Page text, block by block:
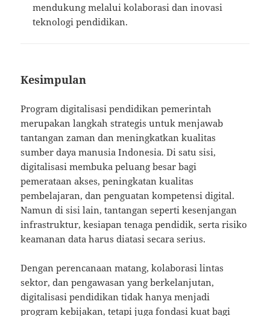
mendukung melalui kolaborasi dan inovasi
teknologi pendidikan.
Kesimpulan
Program digitalisasi pendidikan pemerintah
merupakan langkah strategis untuk menjawab
tantangan zaman dan meningkatkan kualitas
sumber daya manusia Indonesia. Di satu sisi,
digitalisasi membuka peluang besar bagi
pemerataan akses, peningkatan kualitas
pembelajaran, dan penguatan kompetensi digital.
Namun di sisi lain, tantangan seperti kesenjangan
infrastruktur, kesiapan tenaga pendidik, serta risiko
keamanan data harus diatasi secara serius.
Dengan perencanaan matang, kolaborasi lintas
sektor, dan pengawasan yang berkelanjutan,
digitalisasi pendidikan tidak hanya menjadi
program kebijakan, tetapi juga fondasi kuat bagi